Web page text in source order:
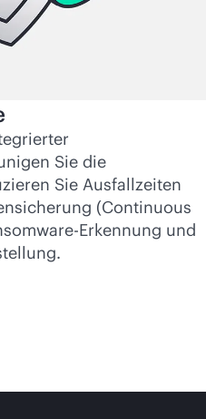
Sie die
Sie Ausfallzeiten
(Continuous
Erkennung und